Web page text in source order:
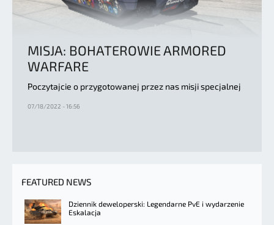
MISJA: BOHATEROWIE ARMORED
WARFARE
Poczytajcie o przygotowanej przez nas misji specjalnej
07/18/2022 - 16:56
FEATURED NEWS
Dziennik deweloperski: Legendarne PvE i wydarzenie
Eskalacja